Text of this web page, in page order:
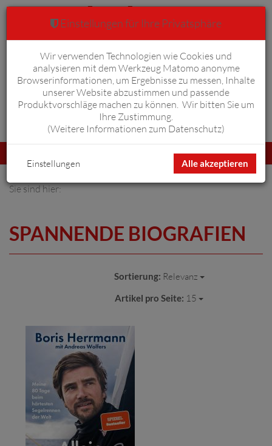
Anmelden Warenkorb 0
umschalten
Sie sind hier:
SPANNENDE BIOGRAFIEN
Sortierung: Relevanz
Artikel pro Seite: 15
Einstellungen für Ihre Privatsphäre
Wir verwenden Technologien wie Cookies und
analysieren mit dem Werkzeug Matomo anonyme
Browserinformationen, um Ergebnisse zu messen, Inhalte
unserer Website abzustimmen und passende
Produktvorschläge machen zu können. Wir bitten Sie um
Ihre Zustimmung.
(Weitere Informationen zum Datenschutz)
Alle akzeptieren
Einstellungen